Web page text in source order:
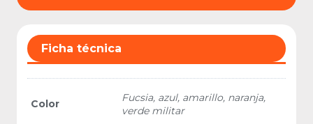
Ficha técnica
Color
Fucsia, azul, amarillo, naranja,
verde militar